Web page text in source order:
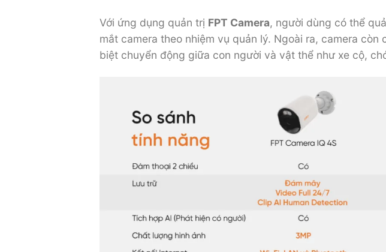
Với ứng dụng quản trị FPT Camera, người dùng có thể
mắt camera theo nhiệm vụ quản lý. Ngoài ra, camera còn
biệt chuyển động giữa con người và vật thể như xe cộ,